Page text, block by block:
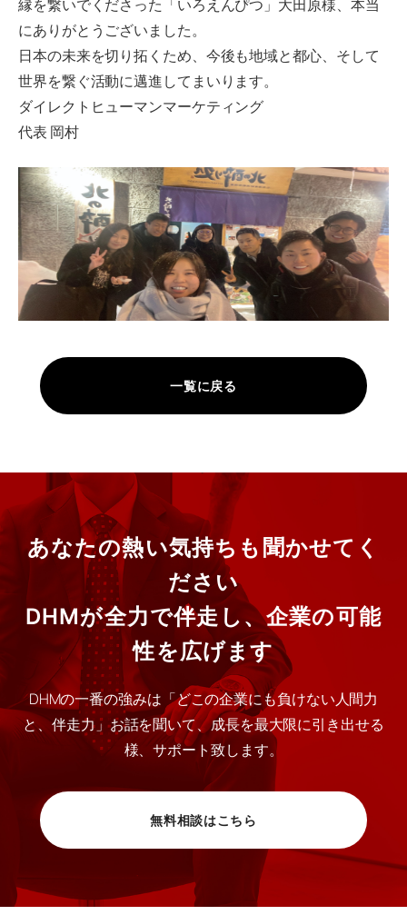
縁を繋いでくださった「いろえんぴつ」大田原様、本当
にありがとうございました。
日本の未来を切り拓くため、今後も地域と都心、そして
世界を繋ぐ活動に邁進してまいります。
ダイレクトヒューマンマーケティング
代表 岡村
一覧に戻る
あなたの熱い気持ちも聞かせてく
ださい
DHMが全力で伴走し、企業の可能
性を広げます
DHMの一番の強みは「どこの企業にも負けない人間力
と、伴走力」お話を聞いて、成長を最大限に引き出せる
様、サポート致します。
無料相談はこちら